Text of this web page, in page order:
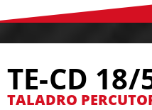
TE-CD 18/
TALADRO